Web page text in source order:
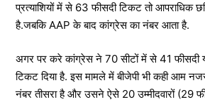
प्रत्याशियों में से 63 फीसदी टिकट तो आपराधिक
है.जबकि AAP के बाद कांग्रेस का नंबर आता है.
अगर पर करे कांग्रेस ने 70 सीटों में से 41 फीसदी
टिकट दिया है. इस मामले में बीजेपी भी कही आम
नंबर तीसरा है और उसने ऐसे 20 उम्मीदवारों (29